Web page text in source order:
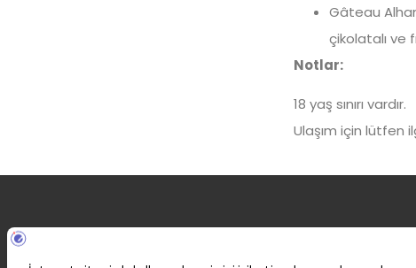
Gâteau
çikolatalı ve
Notlar:
18 yaş sınırı vardır.
Ulaşım için lütfen